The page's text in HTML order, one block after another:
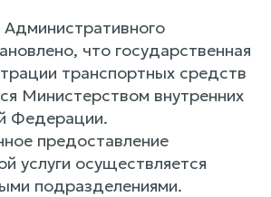
Административного
что государственная
транспортных средств
Министерством внутренних
Федерации.
предоставление
услуги осуществляется
подразделениями.